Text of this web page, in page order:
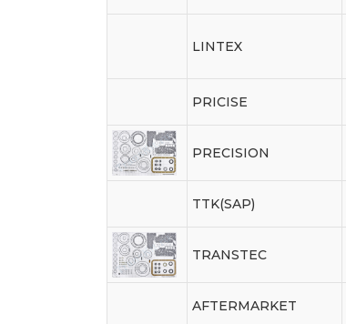
LINTEX
PRICISE
PRECISION
TTK(SAP)
TRANSTEC
AFTERMARKET